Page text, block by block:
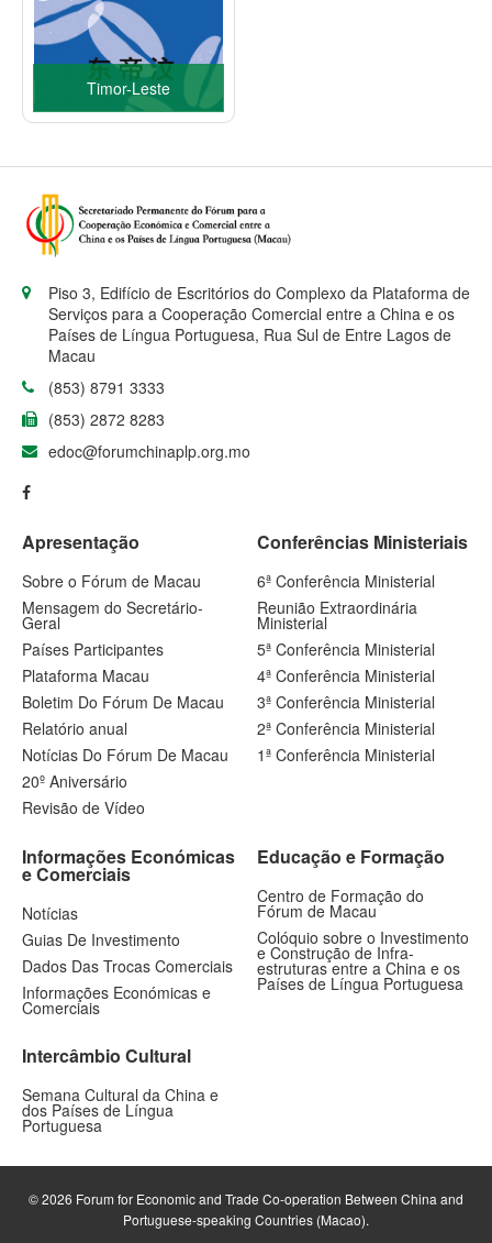
Timor-Leste
Piso 3, Edifício de Escritórios do Complexo da Plataforma de
Serviços para a Cooperação Comercial entre a China e os
Países de Língua Portuguesa, Rua Sul de Entre Lagos de
Macau
(853) 8791 3333
(853) 2872 8283
edoc@forumchinaplp.org.mo
Apresentação
Sobre o Fórum de Macau
Mensagem do Secretário-
Geral
Países Participantes
Plataforma Macau
Boletim Do Fórum De Macau
Relatório anual
Notícias Do Fórum De Macau
20º Aniversário
Revisão de Vídeo
Conferências Ministeriais
6ª Conferência Ministerial
Reunião Extraordinária
Ministerial
5ª Conferência Ministerial
4ª Conferência Ministerial
3ª Conferência Ministerial
2ª Conferência Ministerial
1ª Conferência Ministerial
Informações Económicas
e Comerciais
Notícias
Guias De Investimento
Dados Das Trocas Comerciais
Informações Económicas e
Comerciais
Intercâmbio Cultural
Semana Cultural da China e
dos Países de Língua
Portuguesa
Educação e Formação
Centro de Formação do
Fórum de Macau
Colóquio sobre o Investimento
e Construção de Infra-
estruturas entre a China e os
Países de Língua Portuguesa
© 2026 Forum for Economic and Trade Co-operation Between China and
Portuguese-speaking Countries (Macao).